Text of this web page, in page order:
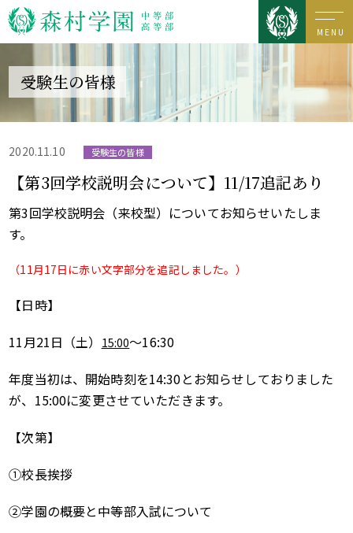
MENU
受験生の皆様
2020.11.10 受験生の皆様
【第3回学校説明会について】11/17追記あり
第3回学校説明会（来校型）についてお知らせいたしま
す。
（11月17日に赤い文字部分を追記しました。）
【日時】
11月21日（土）
15:00～16:30
年度当初は、開始時刻を14:30とお知らせしておりました
が、15:00に変更させていただきます。
【次第】
①校長挨拶
②学園の概要と中等部入試について